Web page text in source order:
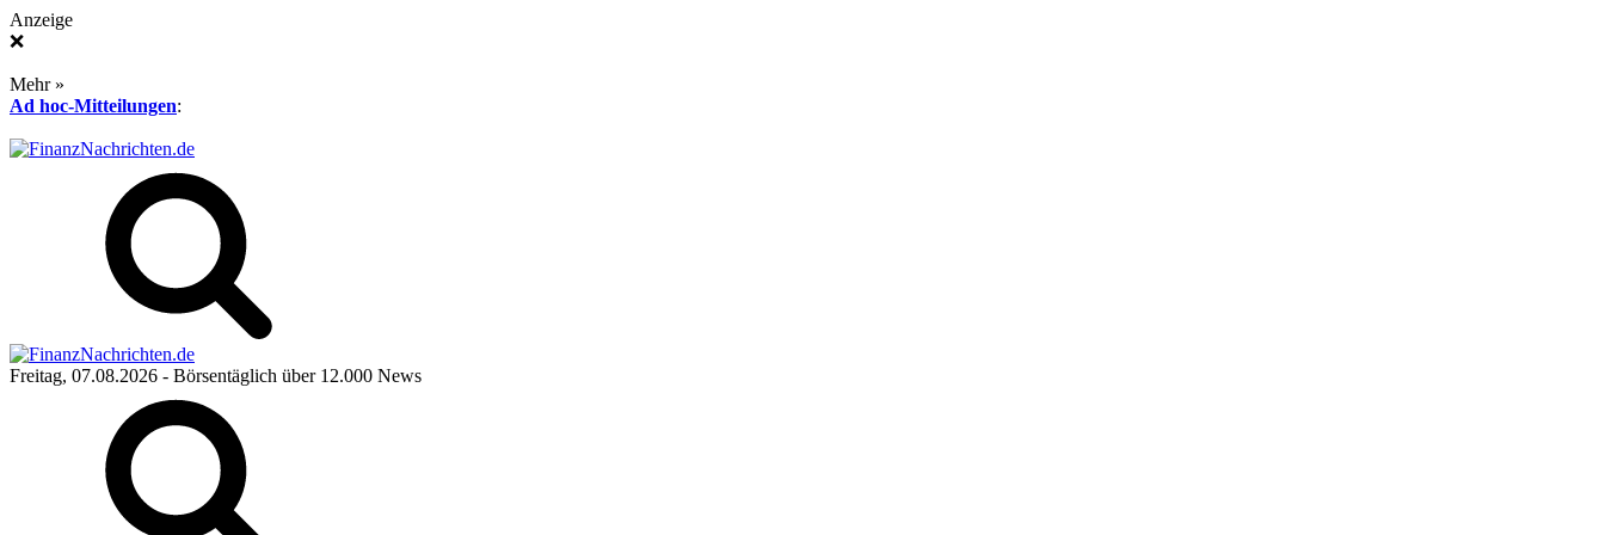
Anzeige
❌
Mehr »
Ad hoc-Mitteilungen:
Freitag, 07.08.2026 - Börsentäglich über 12.000 News